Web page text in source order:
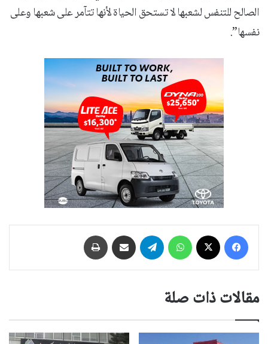
الصالح للتنفس لشعبها لا تستحق الحياة لأنها تتآمر على شعبها وعلى
نفسها”.
فيسبوك واتساب تيلقرام مشاركة عبر البريد
مقالات ذات صلة